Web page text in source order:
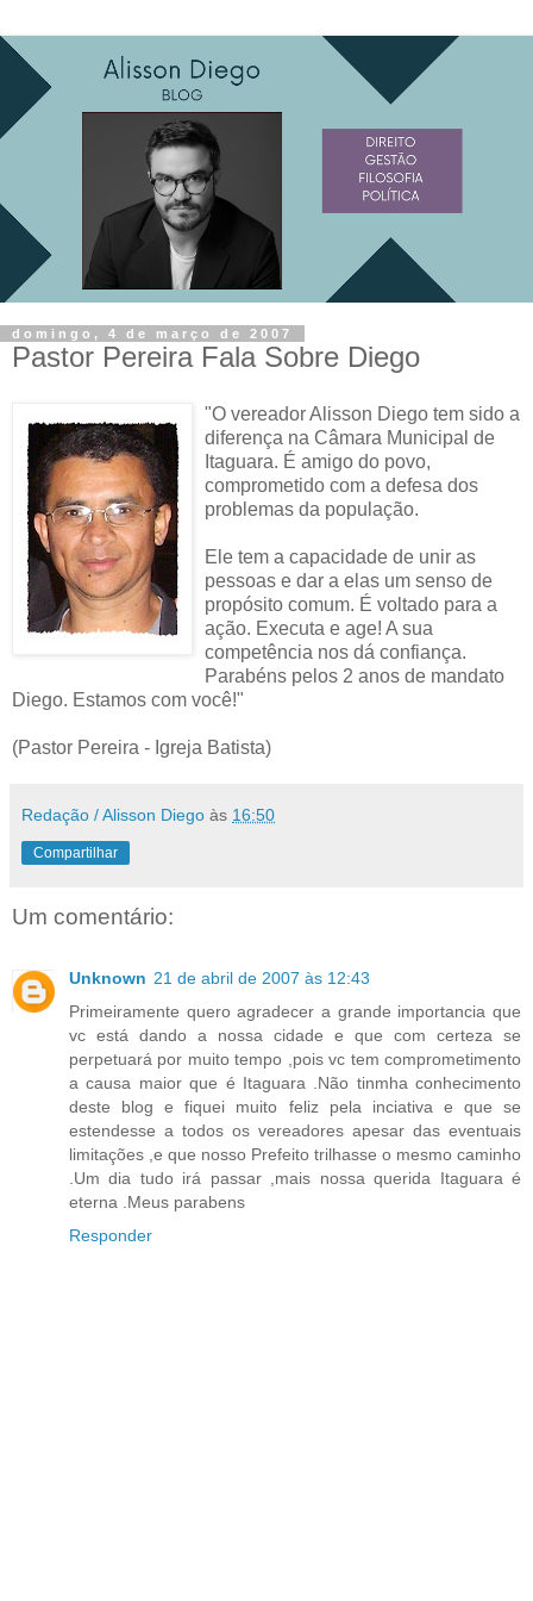
domingo, 4 de março de 2007
Pastor Pereira Fala Sobre Diego
"O vereador Alisson Diego tem sido a
diferença na Câmara Municipal de
Itaguara. É amigo do povo,
comprometido com a defesa dos
problemas da população.
Ele tem a capacidade de unir as
pessoas e dar a elas um senso de
propósito comum. É voltado para a
ação. Executa e age! A sua
competência nos dá confiança.
Parabéns pelos 2 anos de mandato
Diego. Estamos com você!"
(Pastor Pereira - Igreja Batista)
Redação / Alisson Diego às 16:50
Compartilhar
Um comentário:
Unknown 21 de abril de 2007 às 12:43
Primeiramente quero agradecer a grande importancia que
vc está dando a nossa cidade e que com certeza se
perpetuará por muito tempo ,pois vc tem comprometimento
a causa maior que é Itaguara .Não tinmha conhecimento
deste blog e fiquei muito feliz pela inciativa e que se
estendesse a todos os vereadores apesar das eventuais
limitações ,e que nosso Prefeito trilhasse o mesmo caminho
.Um dia tudo irá passar ,mais nossa querida Itaguara é
eterna .Meus parabens
Responder